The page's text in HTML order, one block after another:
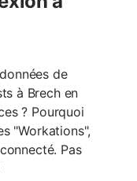
de
à Brech en
? Pourquoi
"Workations",
Pas